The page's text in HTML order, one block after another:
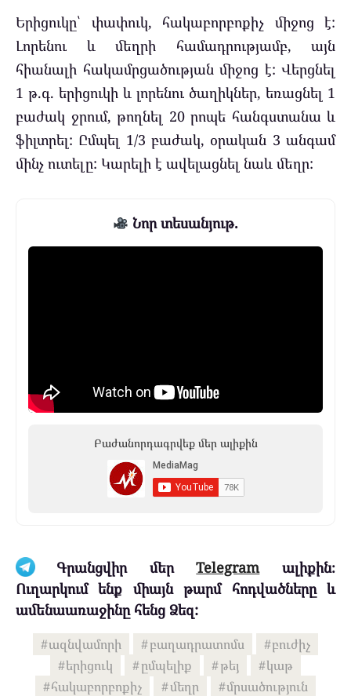
Երիցուկը՝ փափուկ, հակաբորբոքիչ միջոց է:
Լորենու և մեղրի համադրությամբ, այն
հիանալի հակամրցածության միջոց է: Վերցնել
1 թ.գ. երիցուկի և լորենու ծաղիկներ, եռացնել 1
բաժակ ջրում, թողնել 20 րոպե հանգստանա և
ֆիլտրել: Ըմպել 1/3 բաժակ, օրական 3 անգամ
մինչ ուտելը: Կարելի է ավելացնել նաև մեղր:
Նոր տեսանյութ.
Բաժանորդագրվեք մեր ալիքին
Գրանցվիր մերTelegramալիքին։
Ուղարկում ենք միայն թարմ հոդվածները և
ամենաառաջինը հենց Ձեզ:
ազնվամորի բաղադրատոմս
բուժիչ
երիցուկ
ըմպելիք թեյ
կաթ
հակաբորբոքիչ
մեղր
մրսածություն